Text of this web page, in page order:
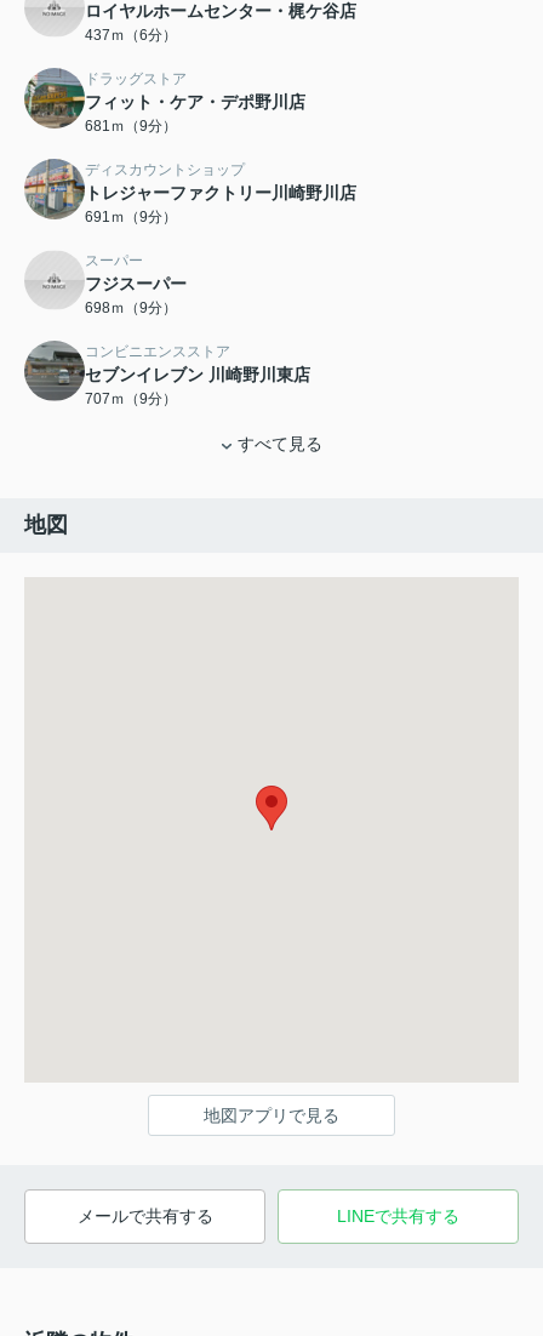
ロイヤルホームセンター・梶ケ谷店
437ｍ（6分）
ドラッグストア
フィット・ケア・デポ野川店
681ｍ（9分）
ディスカウントショップ
トレジャーファクトリー川崎野川店
691ｍ（9分）
スーパー
フジスーパー
698ｍ（9分）
コンビニエンスストア
セブンイレブン 川崎野川東店
707ｍ（9分）
すべて見る
地図
地図アプリで見る
メールで共有する LINEで共有する